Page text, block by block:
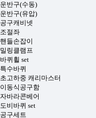
운반구(수동)
운반구(유압)
공구캐비넷
조절좌
핸들손잡이
밀링클램프
바퀴휠 set
특수바퀴
초고하중 캐리마스터
이동식공구함
자바라콘베어
도비바퀴 set
공구세트